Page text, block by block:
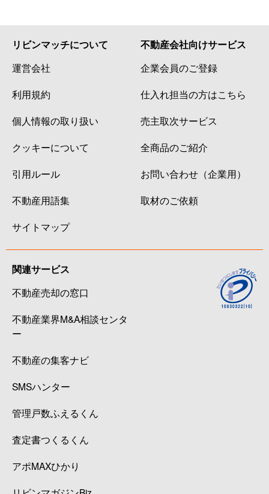
リビンマッチについて
運営会社
利用規約
個人情報の取り扱い
クッキーについて
引用ルール
不動産用語集
サイトマップ
不動産会社向けサービス
企業会員のご登録
仕入れ担当の方はこちら
売主取次サービス
全商品のご紹介
お問い合わせ（企業用）
取材のご依頼
関連サービス
不動産売却の窓口
不動産業界M&A相談センタ
ー
不動産の集客ナビ
SMSハンター
管理戸数ふえるくん
査定書つくるくん
アポMAXひかり